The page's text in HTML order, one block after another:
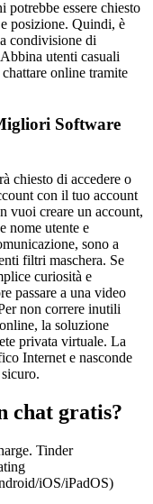
essere chiesto
posizione. Quindi, è
condivisione di
utenti casuali
online tramite
Software
chiesto di accedere o
con il tuo account
vuoi creare un account,
nome utente e
sono a
filtri maschera. Se
curiosità e
passare a una video
non correre inutili
la soluzione
privata virtuale. La
Internet e nasconde
chat gratis?
Tinder
iOS/iPadOS)